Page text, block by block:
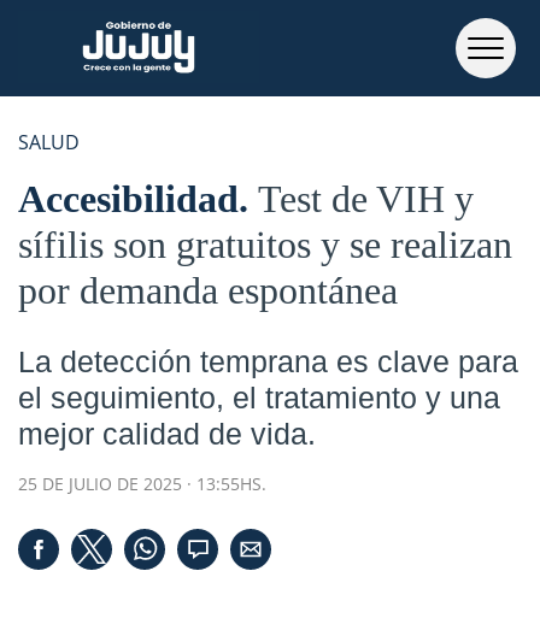
SALUD
Accesibilidad Test de VIH y
sífilis son gratuitos y se realizan
por demanda espontánea
La detección temprana es clave para
el seguimiento, el tratamiento y una
mejor calidad de vida.
25 DE JULIO DE 2025 · 13:55HS.